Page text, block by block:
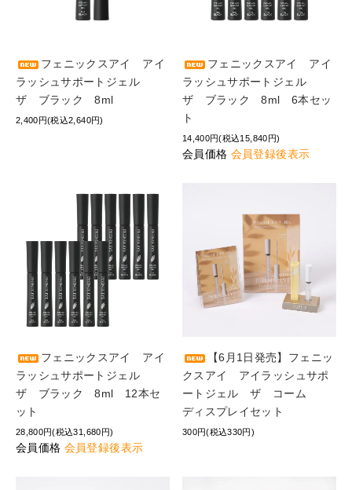
フェニックスアイ アイ
ラッシュサポートジェル
ザ ブラック 8ml
2,400円(税込2,640円)
フェニックスアイ アイ
ラッシュサポートジェル
ザ ブラック 8ml 6本セッ
ト
14,400円(税込15,840円)
会員価格 会員登録後表示
フェニックスアイ アイ
ラッシュサポートジェル
ザ ブラック 8ml 12本セ
ット
28,800円(税込31,680円)
会員価格 会員登録後表示
【6月1日発売】フェニッ
クスアイ アイラッシュサポ
ートジェル ザ コーム
ディスプレイセット
300円(税込330円)